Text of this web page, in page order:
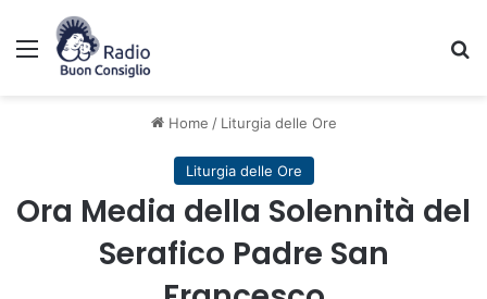
Menu
Home / Liturgia delle Ore
Liturgia delle Ore
Ora Media della Solennità del
Serafico Padre San